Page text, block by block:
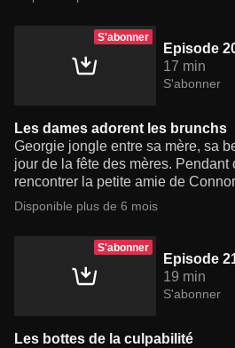
S'abonner
Episode
17 min
S'abonner
Les dames adorent les brunchs
Georgie jongle entre sa mère, sa
jour de la fête des mères. Pendant
rencontrer la petite amie de
Disponible plus de 6 mois
S'abonner
Episode
19 min
S'abonner
Les bottes de la culpabilité